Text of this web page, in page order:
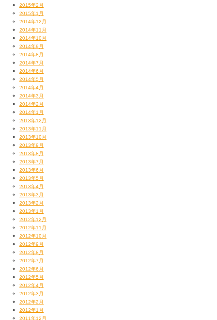
2015年2月
2015年1月
2014年12月
2014年11月
2014年10月
2014年9月
2014年8月
2014年7月
2014年6月
2014年5月
2014年4月
2014年3月
2014年2月
2014年1月
2013年12月
2013年11月
2013年10月
2013年9月
2013年8月
2013年7月
2013年6月
2013年5月
2013年4月
2013年3月
2013年2月
2013年1月
2012年12月
2012年11月
2012年10月
2012年9月
2012年8月
2012年7月
2012年6月
2012年5月
2012年4月
2012年3月
2012年2月
2012年1月
2011年12月